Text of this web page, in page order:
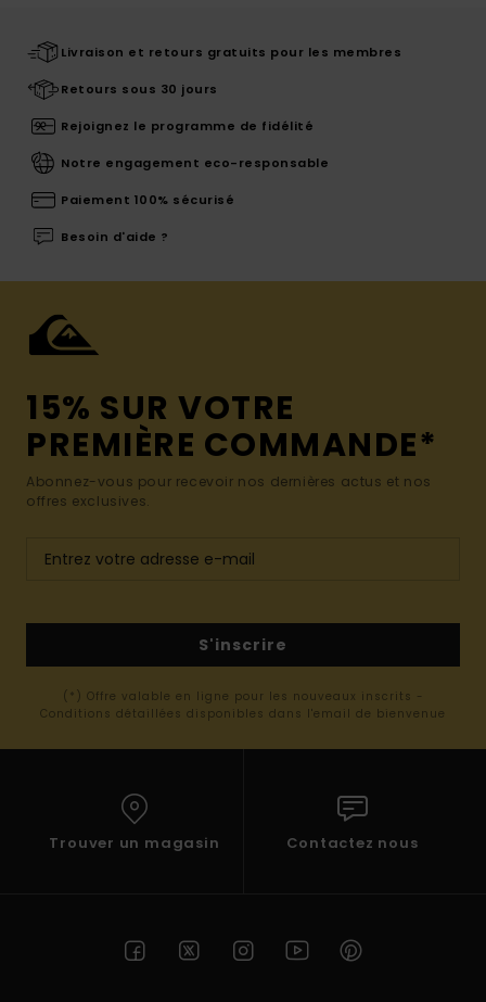
Livraison et retours gratuits pour les membres
Retours sous 30 jours
Rejoignez le programme de fidélité
Notre engagement eco-responsable
Paiement 100% sécurisé
Besoin d'aide ?
15% SUR VOTRE
PREMIÈRE COMMANDE*
Abonnez-vous pour recevoir nos dernières actus et nos
offres exclusives.
S'inscrire
(*) Offre valable en ligne pour les nouveaux inscrits -
Conditions détaillées disponibles dans l'email de bienvenue
Trouver un magasin Contactez nous